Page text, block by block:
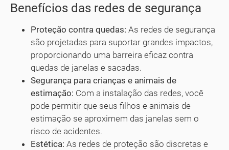
Benefícios das redes de segurança
Proteção contra quedas: As redes de segurança
são projetadas para suportar grandes impactos,
proporcionando uma barreira eficaz contra
quedas de janelas e sacadas.
Segurança para crianças e animais de
estimação: Com a instalação das redes, você
pode permitir que seus filhos e animais de
estimação se aproximem das janelas sem o
risco de acidentes.
Estética: As redes de proteção são discretas e